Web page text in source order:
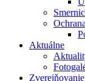
Aktuálne
Zverejňovanie